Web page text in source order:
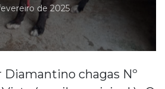
de 2025
Diamantino chagas Nº